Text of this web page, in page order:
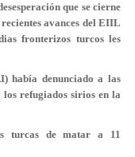
que se cierne
avances del EIIL
fronterizos turcos les
había denunciado a las
refugiados sirios en la
turcas de matar a 11